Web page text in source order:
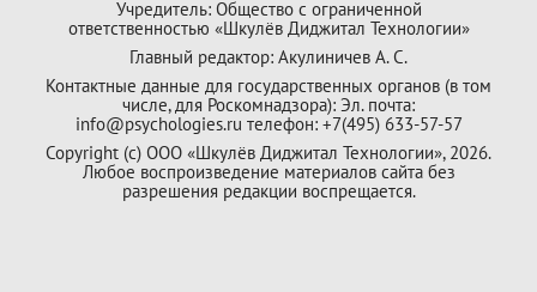
Учредитель: Общество с ограниченной
ответственностью «Шкулёв Диджитал Технологии»
Главный редактор: Акулиничев А. С.
Контактные данные для государственных органов (в том
числе, для Роскомнадзора): Эл. почта:
info@psychologies.ru телефон: +7(495) 633-57-57
Copyright (с) ООО «Шкулёв Диджитал Технологии», 2026.
Любое воспроизведение материалов сайта без
разрешения редакции воспрещается.